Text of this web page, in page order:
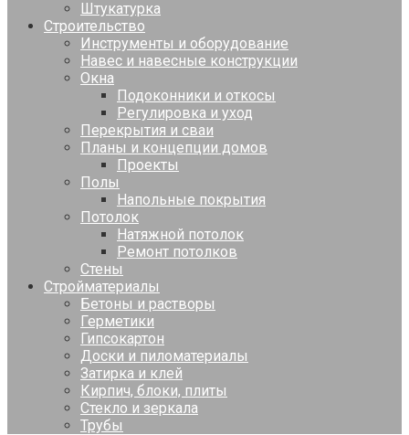
Штукатурка
Строительство
Инструменты и оборудование
Навес и навесные конструкции
Окна
Подоконники и откосы
Регулировка и уход
Перекрытия и сваи
Планы и концепции домов
Проекты
Полы
Напольные покрытия
Потолок
Натяжной потолок
Ремонт потолков
Стены
Стройматериалы
Бетоны и растворы
Герметики
Гипсокартон
Доски и пиломатериалы
Затирка и клей
Кирпич, блоки, плиты
Стекло и зеркала
Трубы